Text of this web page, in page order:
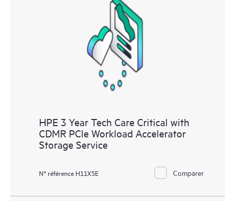
les différents produits installés dans leur environnement et en
comprenant comment ces produits interagissent ensemble. Les
nouveaux outils en libre-service permettent aux Clients
d’effectuer certaines activités sans avoir à ouvrir un incident de
support, tout en fournissant un portail de ressources de
connaissances dûment sélectionnées. Le service HPE Tech Care
donne accès à des ressources HPE qui favoriseront l’excellence
HPE 3 Year Tech Care Critical with
CDMR PCle Workload Accelerator
Storage Service
N° référence H11X5E Comparer